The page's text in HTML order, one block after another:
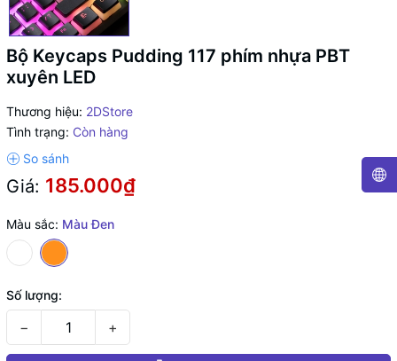
Bộ Keycaps Pudding 117 phím nhựa PBT
xuyên LED
Thương hiệu: 2DStore
Tình trạng: Còn hàng
Giá: 185.000₫
Màu sắc: Màu Đen
Số lượng:
− +